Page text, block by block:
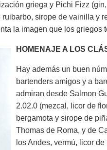
griega y Pichi Fizz
sirope de vainilla y
la imagen que los griegos
HOMENAJE A LOS
Hay además un buen
bartenders amigos y a
admiran desde Salmon
2.02.0 (mezcal, licor de
bergamota y sirope de
Thomas de Roma, y de
los Andes, vermú, licor